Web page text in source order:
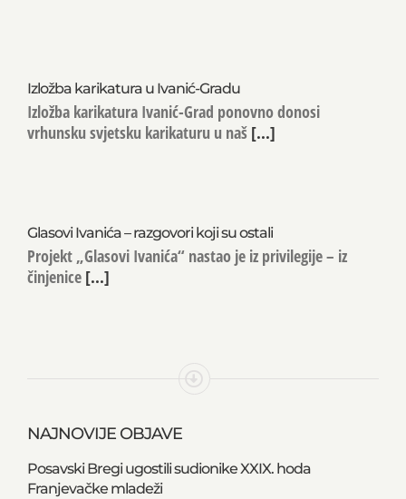
Izložba karikatura u Ivanić-Gradu
Izložba karikatura Ivanić-Grad ponovno donosi
vrhunsku svjetsku karikaturu u naš [...]
Glasovi Ivanića – razgovori koji su ostali
Projekt „Glasovi Ivanića“ nastao je iz privilegije – iz
činjenice [...]
NAJNOVIJE OBJAVE
Posavski Bregi ugostili sudionike XXIX. hoda
Franjevačke mladeži